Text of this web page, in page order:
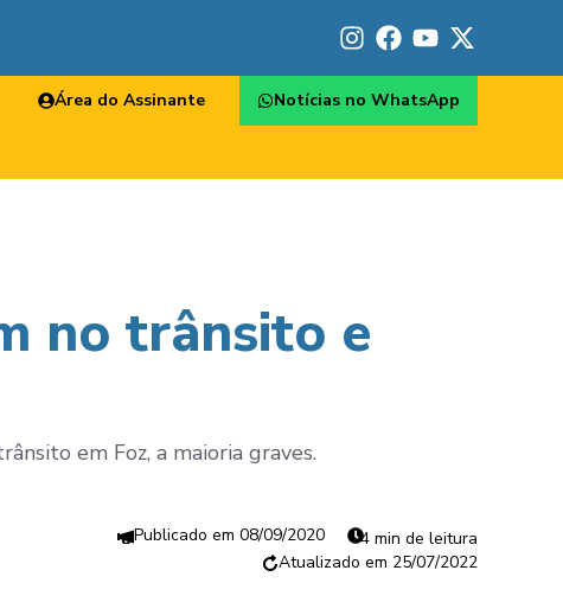
Área do Assinante Notícias no WhatsApp
no trânsito e
em Foz, a maioria graves.
08/09/2020
4 min de leitura
25/07/2022